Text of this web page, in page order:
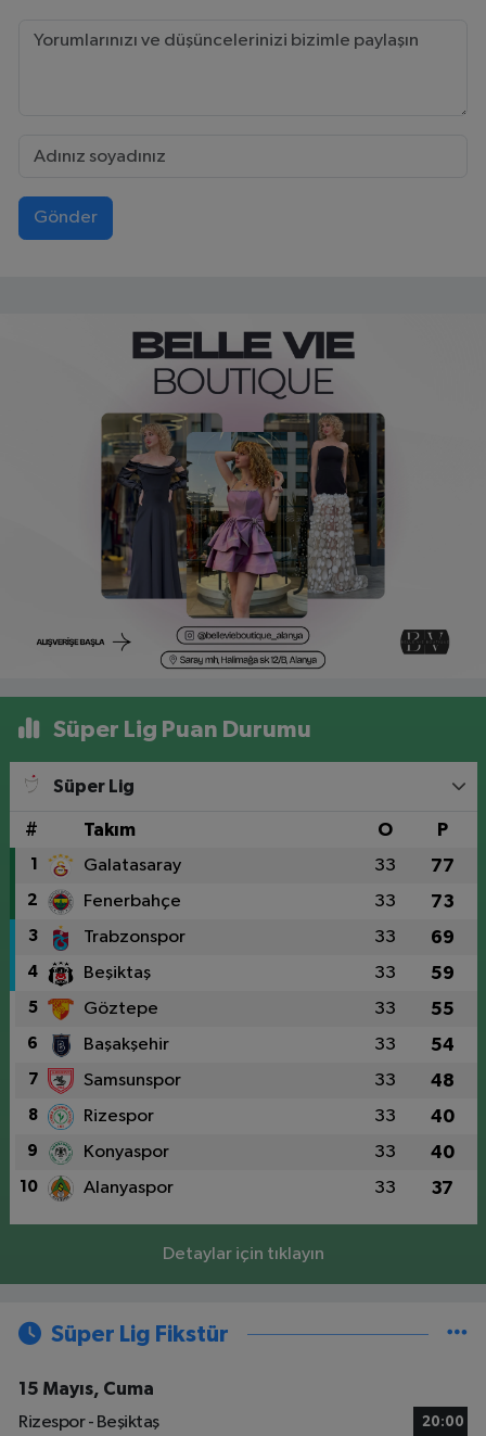
Gönder
Süper Lig Puan Durumu
Süper Lig
# Takım O P
1 Galatasaray 33 77
2 Fenerbahçe 33 73
3 Trabzonspor 33 69
4 Beşiktaş 33 59
5 Göztepe 33 55
6 Başakşehir 33 54
7 Samsunspor 33 48
8 Rizespor 33 40
9 Konyaspor 33 40
10 Alanyaspor 33 37
Detaylar için tıklayın
Süper Lig Fikstür
15 Mayıs, Cuma
Rizespor - Beşiktaş
20:00